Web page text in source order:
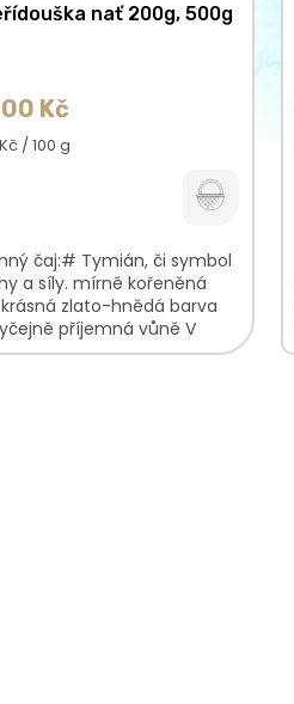
nať 200g, 500g
Kč
/ 100 g
čaj:# Tymián, či symbol
a síly. mírně kořeněná
zlato-hnědá barva
příjemná vůně V
najdete: Mateřídouška